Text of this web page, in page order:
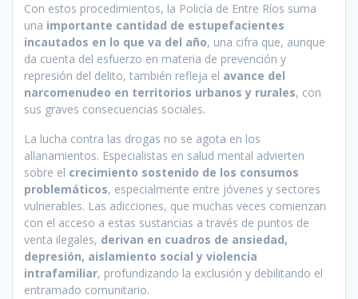
Con estos procedimientos, la Policía de Entre Ríos suma
una importante cantidad de estupefacientes
incautados en lo que va del año, una cifra que, aunque
da cuenta del esfuerzo en materia de prevención y
represión del delito, también refleja el avance del
narcomenudeo en territorios urbanos y rurales, con
sus graves consecuencias sociales.
La lucha contra las drogas no se agota en los
allanamientos. Especialistas en salud mental advierten
sobre el crecimiento sostenido de los consumos
problemáticos, especialmente entre jóvenes y sectores
vulnerables. Las adicciones, que muchas veces comienzan
con el acceso a estas sustancias a través de puntos de
venta ilegales, derivan en cuadros de ansiedad,
depresión, aislamiento social y violencia
intrafamiliar, profundizando la exclusión y debilitando el
entramado comunitario.